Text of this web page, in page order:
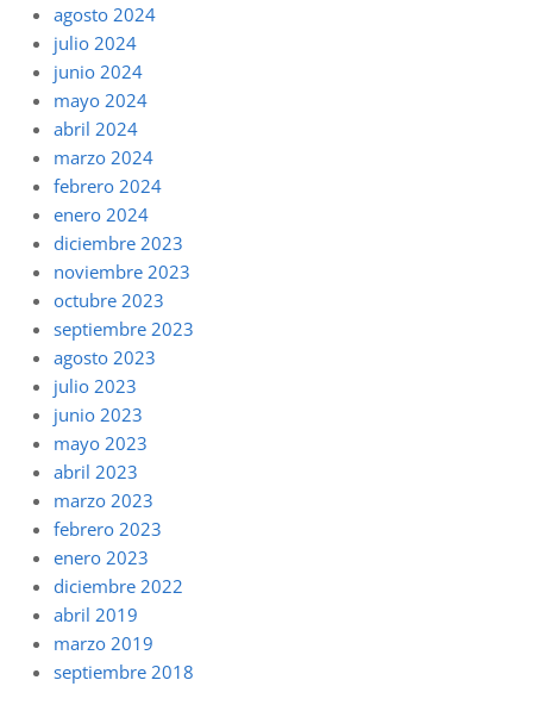
agosto 2024
julio 2024
junio 2024
mayo 2024
abril 2024
marzo 2024
febrero 2024
enero 2024
diciembre 2023
noviembre 2023
octubre 2023
septiembre 2023
agosto 2023
julio 2023
junio 2023
mayo 2023
abril 2023
marzo 2023
febrero 2023
enero 2023
diciembre 2022
abril 2019
marzo 2019
septiembre 2018